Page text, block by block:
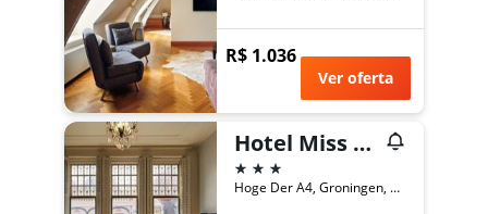
R$ 1.036
Ver oferta
Hotel Miss Blanche
3 estrelas
Hoge Der A4, Groningen, Groninga, Holanda